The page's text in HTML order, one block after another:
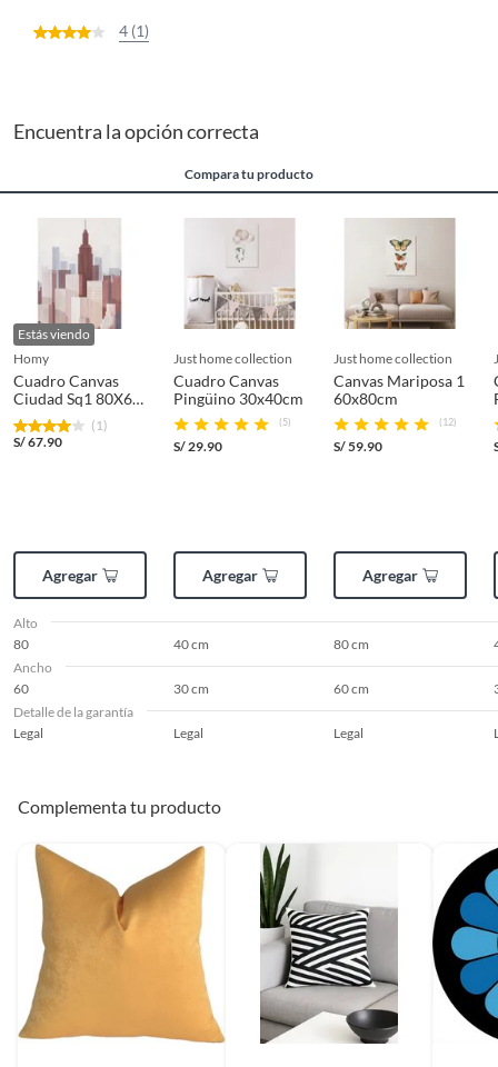
4 (1)
Encuentra la opción correcta
Compara tu producto
Estás viendo
homy
Cuadro Canvas
Ciudad Sq1 80X60
CM
(1)
S/67.90
Agregar
just home collection
Cuadro Canvas
Pingüino 30x40cm
(5)
S/29.90
Agregar
just home collection
Canvas Mariposa 1
60x80cm
(12)
S/59.90
Agregar
Alto
80
40 cm 80 cm
Ancho
60
30 cm 60 cm
Detalle de la garantía
Legal
Legal Legal
Complementa tu producto